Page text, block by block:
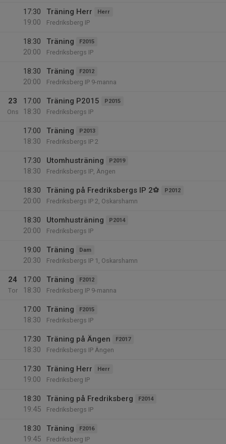
17:30
19:00
Träning Herr Herr
Fredriksberg IP
18:30
20:00
Träning F2015
Fredriksbergs IP
18:30
20:00
Träning F2012
Fredriksberg IP 9-manna
23
Ons
17:00
18:30
Träning P2015 P2015
Fredriksbergs IP
17:00
18:30
Träning P2013
Fredriksbergs IP 2
17:30
18:30
Utomhusträning P2019
Fredriksbergs IP, Ängen
18:30
20:00
Träning på Fredriksbergs IP 2⚽️ P2012
Fredriksbergs IP 2, Oskarshamn
18:30
20:00
Utomhusträning P2014
Fredriksbergs IP
19:00
20:30
Träning Dam
Fredriksbergs IP 1, Oskarshamn
24
Tor
17:00
18:30
Träning F2012
Fredriksberg IP 9-manna
17:00
18:30
Träning F2015
Fredriksbergs IP
17:30
18:30
Träning på Ängen F2017
Fredriksbergs IP Ängen
17:30
19:00
Träning Herr Herr
Fredriksberg IP
18:30
19:45
Träning på Fredriksberg F2014
Fredriksbergs IP
18:30
19:45
Träning F2016
Fredriksberg IP